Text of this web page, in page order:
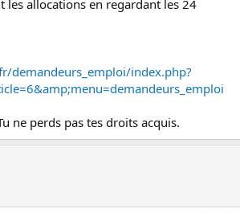
les allocations en regardant les 24
demandeurs_emploi/index.php?
ne perds pas tes droits acquis.